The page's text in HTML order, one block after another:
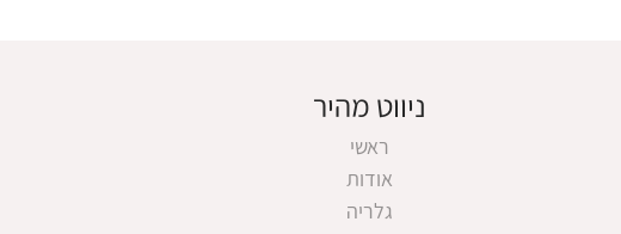
ניווט מהיר
ראשי
אודות
גלריה